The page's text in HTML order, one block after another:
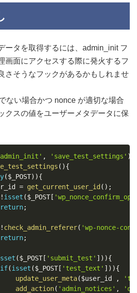
タを取得するには、admin_init フ
画面にアクセスする際に発火するフ
さそうなフックがあるかもしれませ
ない場合かつ nonce が適切な場合
クスの値をユーザーメタデータに保
, 'save_test_settings' )
( ){
($_POST) ){
= get_current_user_id( ) ;
! isset ($_POST[
return;
! check_admin_referer( 'wp-nonce-
return;
($_POST[ 'submit_test' ] ) ){
if(isset ($_POST[ 'test_text' ] ) ){
update_user_meta($user_id ,
add_action( 'admin_notices' ,
Copy